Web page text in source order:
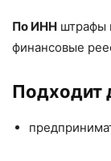
По ИНН штрафы
финансовые
Подходит